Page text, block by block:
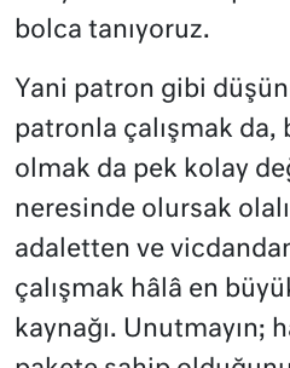
bolca tanıyoruz.
Yani patron gibi
patronla çalışmak da,
olmak da pek kolay
neresinde olursak
adaletten ve
çalışmak hâlâ en
kaynağı. Unutmayın;